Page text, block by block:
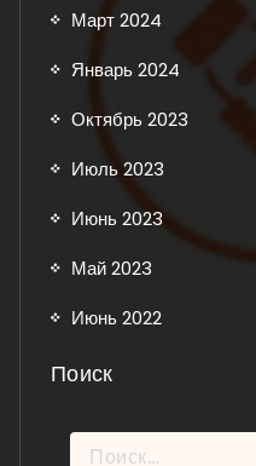
Март 2024
Январь 2024
Октябрь 2023
Июль 2023
Июнь 2023
Май 2023
Июнь 2022
Поиск
Найти: